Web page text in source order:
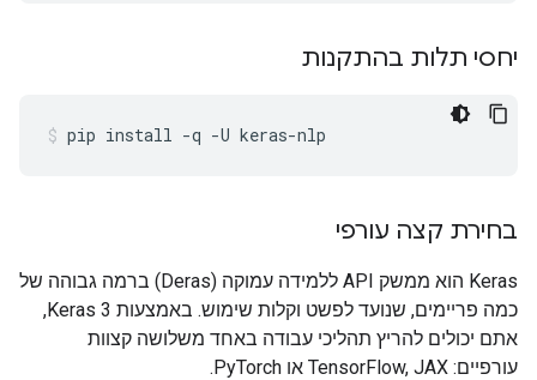
יחסי תלות בהתקנות
pip install -q -U keras-nlp
בחירת קצה עורפי
Keras הוא ממשק API ללמידה עמוקה (Deras) ברמה גבוהה של
כמה פריימים, שנועד לפשט וקלות שימוש. באמצעות Keras 3,
אתם יכולים להריץ תהליכי עבודה באחד משלושה קצוות
עורפיים: TensorFlow, JAX או PyTorch.